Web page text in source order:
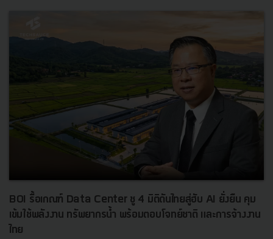
BOI รื้อเกณฑ์ Data Center ชู 4 มิติดันไทยสู่ฮับ AI ยั่งยืน คุม
เข้มใช้พลังงาน ทรัพยากรน้ำ พร้อมตอบโจทย์ชาติ และการจ้างงาน
ไทย